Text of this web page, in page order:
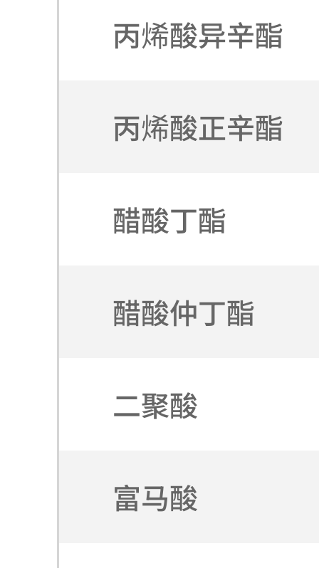
丙烯酸异辛酯
丙烯酸正辛酯
醋酸丁酯
醋酸仲丁酯
二聚酸
富马酸